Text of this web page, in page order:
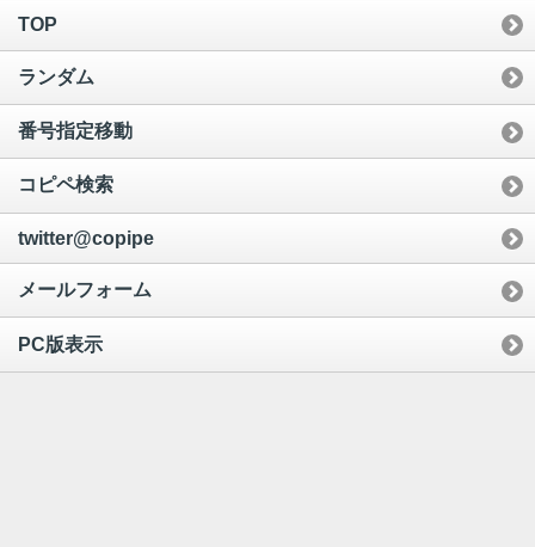
TOP
ランダム
番号指定移動
コピペ検索
twitter@copipe
メールフォーム
PC版表示